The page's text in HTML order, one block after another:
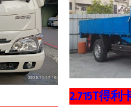
2.715T得利